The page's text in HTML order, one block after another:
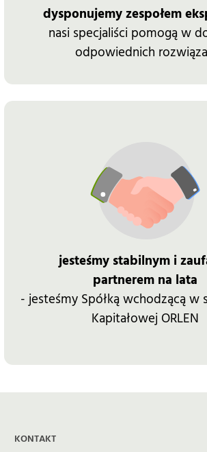
dysponujemy zespołem
nasi specjaliści pomogą w
odpowiednich
jesteśmy stabilnym i
partnerem na lata
- jesteśmy Spółką wchodzącą w
Kapitałowej ORLEN
KONTAKT